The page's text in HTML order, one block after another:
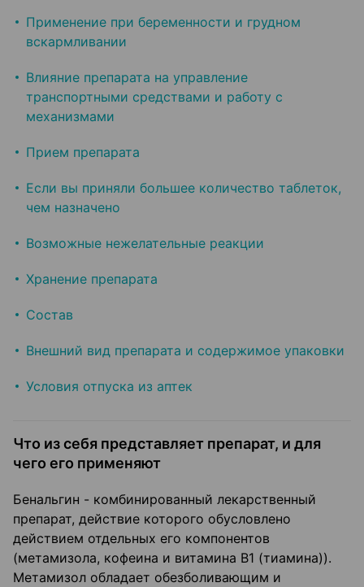
Применение при беременности и грудном
вскармливании
Влияние препарата на управление
транспортными средствами и работу с
механизмами
Прием препарата
Если вы приняли большее количество таблеток,
чем назначено
Возможные нежелательные реакции
Хранение препарата
Состав
Внешний вид препарата и содержимое упаковки
Условия отпуска из аптек
Что из себя представляет препарат, и для
чего его применяют
Бенальгин - комбинированный лекарственный
препарат, действие которого обусловлено
действием отдельных его компонентов
(метамизола, кофеина и витамина В1 (тиамина)).
Метамизол обладает обезболивающим и